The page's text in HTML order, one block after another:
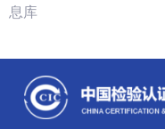
息库